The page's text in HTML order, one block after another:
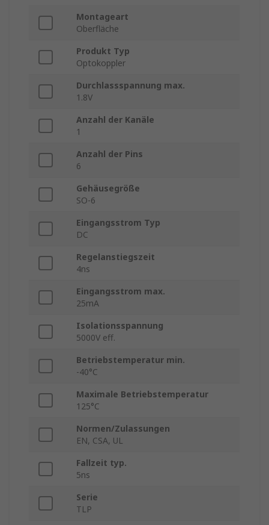
Montageart
Oberfläche
Produkt Typ
Optokoppler
Durchlassspannung max.
1.8V
Anzahl der Kanäle
1
Anzahl der Pins
6
Gehäusegröße
SO-6
Eingangsstrom Typ
DC
Regelanstiegszeit
4ns
Eingangsstrom max.
25mA
Isolationsspannung
5000V eff.
Betriebstemperatur min.
-40°C
Maximale Betriebstemperatur
125°C
Normen/Zulassungen
EN, CSA, UL
Fallzeit typ.
5ns
Serie
TLP